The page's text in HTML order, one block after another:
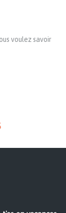
voulez savoir